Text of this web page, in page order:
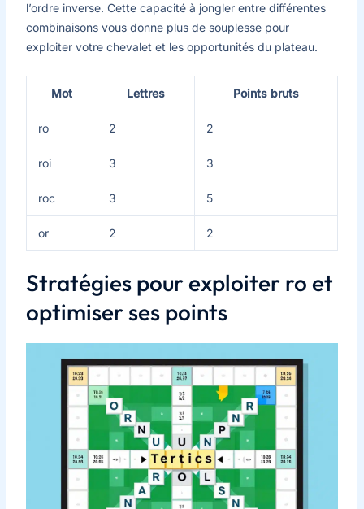
l’ordre inverse. Cette capacité à jongler entre différentes
combinaisons vous donne plus de souplesse pour
exploiter votre chevalet et les opportunités du plateau.
Mot Lettres Points bruts
ro 2 2
roi 3 3
roc 3 5
or 2 2
Stratégies pour exploiter ro et
optimiser ses points